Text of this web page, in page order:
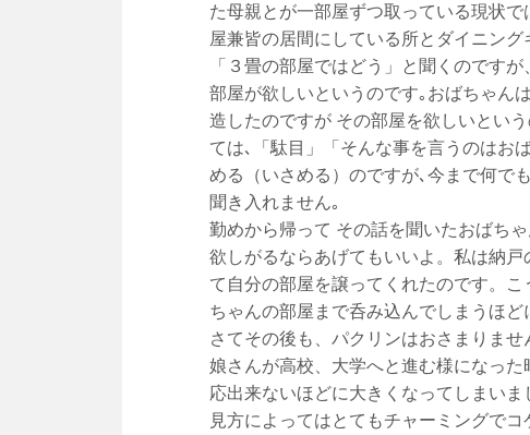
た母親とが一部屋ずつ取っている現状
屋兼皆の居間にしている所とダイニン
「３畳の部屋ではどう」と聞くのです
部屋が欲しいというのです｡おばちゃん
造したのですが その部屋を欲しいとい
ては､「駄目」「そんな事を言うのはお
める（いさめる）のですが､今まで何で
聞き入れません｡
勤めから帰って その話を聞いたおばち
欲しがるならあげてもいいよ。私は納
て自分の部屋を譲ってくれたのです。
ちゃんの部屋まで呑み込んでしまうほど
さてその後も、パクリンはおさまりま
娘さんが高校、大学へと進む様になっ
応出来ないほどに大きくなってしまい
見方によってはとてもチャーミングで